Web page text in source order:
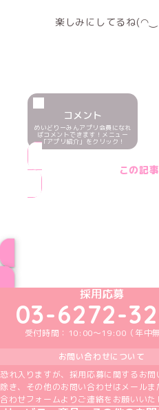
楽しみにしてるね
コメント
めいどりーみんアプリ会員になれ
ばコメントできます！メニュー
「アプリ紹介」をクリック！
この記
めいどりーみ
めいどり
めい
採用応募
03-6272-
受付時間：10:00～19:00（年中無
お問い合わせについて
恐れ入りますが、採用応募に関するお問
除き、その他のお問い合わせはメールま
合わせフォームよりご連絡をお願いいた